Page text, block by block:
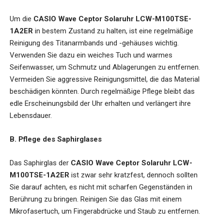
Um die CASIO Wave Ceptor Solaruhr LCW-M100TSE-
1A2ER in bestem Zustand zu halten, ist eine regelmäßige
Reinigung des Titanarmbands und -gehäuses wichtig.
Verwenden Sie dazu ein weiches Tuch und warmes
Seifenwasser, um Schmutz und Ablagerungen zu entfernen.
Vermeiden Sie aggressive Reinigungsmittel, die das Material
beschädigen könnten. Durch regelmäßige Pflege bleibt das
edle Erscheinungsbild der Uhr erhalten und verlängert ihre
Lebensdauer.
B. Pflege des Saphirglases
Das Saphirglas der CASIO Wave Ceptor Solaruhr LCW-
M100TSE-1A2ER ist zwar sehr kratzfest, dennoch sollten
Sie darauf achten, es nicht mit scharfen Gegenständen in
Berührung zu bringen. Reinigen Sie das Glas mit einem
Mikrofasertuch, um Fingerabdrücke und Staub zu entfernen.